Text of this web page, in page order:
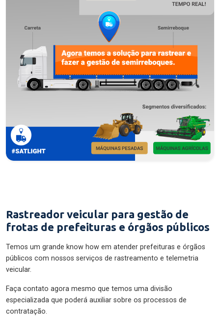
Rastreador veicular para gestão de
frotas de prefeituras e órgãos públicos
Temos um grande know how em atender prefeituras e órgãos
públicos com nossos serviços de rastreamento e telemetria
veicular.
Faça contato agora mesmo que temos uma divisão
especializada que poderá auxiliar sobre os processos de
contratação.